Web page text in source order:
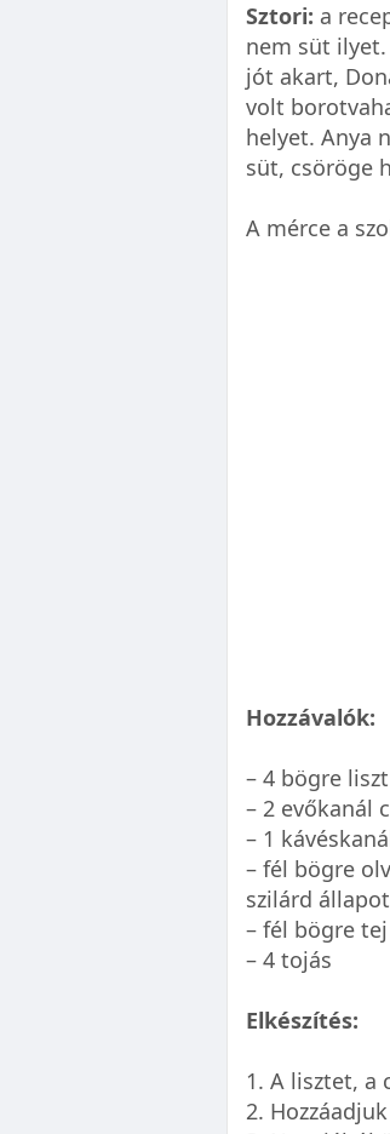
Sztori: a
nem süt
jót akart,
volt
helyet. Anya
süt, csöröge
A mérce a
Hozzávalók:
– 4 bögre liszt
– 2 evőkanál
– 1
– fél bögre
szilárd
– fél bögre tej
– 4 tojás
Elkészítés:
1. A lisztet, a
2.